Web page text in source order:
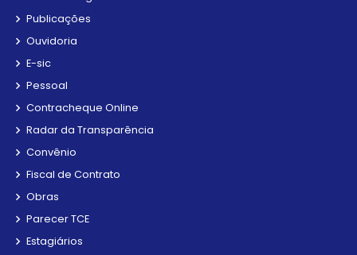
Publicações
Ouvidoria
E-sic
Pessoal
Contracheque Online
Radar da Transparência
Convênio
Fiscal de Contrato
Obras
Parecer TCE
Estagiários